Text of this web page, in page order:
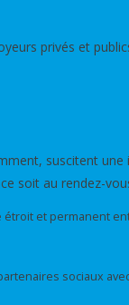
privés et
suscitent
soit au rendez-
et permanent
sociaux